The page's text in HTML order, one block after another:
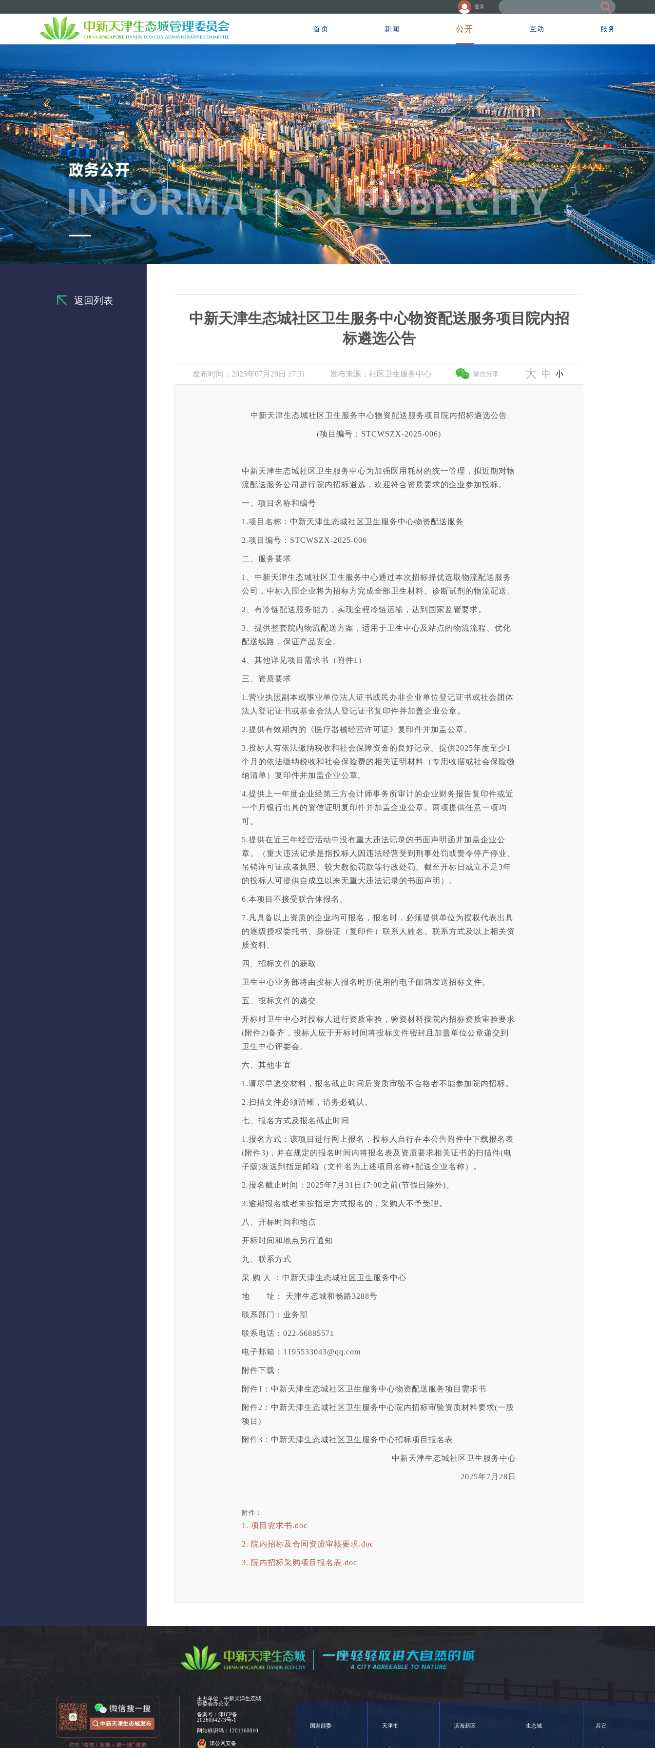
登录
首页 新闻 公开 互动 服务
返回列表
中新天津生态城社区卫生服务中心物资配送服务项目院内招
标遴选公告
发布时间：2025年07月28日 17:31 发布来源：社区卫生服务中心 微信分享 大 中 小
中新天津生态城社区卫生服务中心物资配送服务项目院内招标遴选公告
(项目编号：STCWSZX-2025-006)
中新天津生态城社区卫生服务中心为加强医用耗材的统一管理，拟近期对物
流配送服务公司进行院内招标遴选，欢迎符合资质要求的企业参加投标。
一、项目名称和编号
1.项目名称：中新天津生态城社区卫生服务中心物资配送服务
2.项目编号：STCWSZX-2025-006
二、服务要求
1、中新天津生态城社区卫生服务中心通过本次招标择优选取物流配送服务
公司，中标入围企业将为招标方完成全部卫生材料、诊断试剂的物流配送。
2、有冷链配送服务能力，实现全程冷链运输，达到国家监管要求。
3、提供整套院内物流配送方案，适用于卫生中心及站点的物流流程、优化
配送线路，保证产品安全。
4、其他详见项目需求书（附件1）
三、资质要求
1.营业执照副本或事业单位法人证书或民办非企业单位登记证书或社会团体
法人登记证书或基金会法人登记证书复印件并加盖企业公章。
2.提供有效期内的《医疗器械经营许可证》复印件并加盖公章。
3.投标人有依法缴纳税收和社会保障资金的良好记录。提供2025年度至少1
个月的依法缴纳税收和社会保险费的相关证明材料（专用收据或社会保险缴
纳清单）复印件并加盖企业公章。
4.提供上一年度企业经第三方会计师事务所审计的企业财务报告复印件或近
一个月银行出具的资信证明复印件并加盖企业公章。两项提供任意一项均
可。
5.提供在近三年经营活动中没有重大违法记录的书面声明函并加盖企业公
章。（重大违法记录是指投标人因违法经营受到刑事处罚或责令停产停业、
吊销许可证或者执照、较大数额罚款等行政处罚。截至开标日成立不足3年
的投标人可提供自成立以来无重大违法记录的书面声明）。
6.本项目不接受联合体报名。
7.凡具备以上资质的企业均可报名，报名时，必须提供单位为授权代表出具
的逐级授权委托书、身份证（复印件）联系人姓名、联系方式及以上相关资
质资料。
四、招标文件的获取
卫生中心业务部将由投标人报名时所使用的电子邮箱发送招标文件。
五、投标文件的递交
开标时卫生中心对投标人进行资质审验，验资材料按院内招标资质审验要求
(附件2)备齐，投标人应于开标时间将投标文件密封且加盖单位公章递交到
卫生中心评委会。
六、其他事宜
1.请尽早递交材料，报名截止时间后资质审验不合格者不能参加院内招标。
2.扫描文件必须清晰，请务必确认。
七、报名方式及报名截止时间
1.报名方式：该项目进行网上报名，投标人自行在本公告附件中下载报名表
(附件3)，并在规定的报名时间内将报名表及资质要求相关证书的扫描件(电
子版)发送到指定邮箱（文件名为上述项目名称+配送企业名称）。
2.报名截止时间：2025年7月31日17:00之前(节假日除外)。
3.逾期报名或者未按指定方式报名的，采购人不予受理。
八、开标时间和地点
开标时间和地点另行通知
九、联系方式
采 购 人 ：中新天津生态城社区卫生服务中心
地 址： 天津生态城和畅路3288号
联系部门：业务部
联系电话：022-66885571
电子邮箱：1195533043@qq.com
附件下载：
附件1：中新天津生态城社区卫生服务中心物资配送服务项目需求书
附件2：中新天津生态城社区卫生服务中心院内招标审验资质材料要求(一般
项目)
附件3：中新天津生态城社区卫生服务中心招标项目报名表
中新天津生态城社区卫生服务中心
2025年7月28日
附件：
1. 项目需求书.doc
2. 院内招标及合同资质审核要求.doc
3. 院内招标采购项目报名表.doc
主办单位：中新天津生态城
管委会办公室
备案号：津ICP备
2026004273号-1
网站标识码：1201160010
津公网安备
国家部委 天津市 滨海新区 生态城 其它